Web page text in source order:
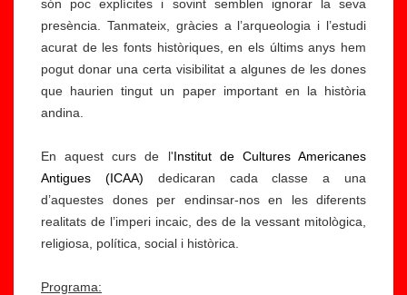
són poc explícites i sovint semblen ignorar la seva
presència. Tanmateix, gràcies a l’arqueologia i l’estudi
acurat de les fonts històriques, en els últims anys hem
pogut donar una certa visibilitat a algunes de les dones
que haurien tingut un paper important en la història
andina.
En aquest curs de l'Institut de Cultures Americanes
Antigues (ICAA) dedicaran cada classe a una
d’aquestes dones per endinsar-nos en les diferents
realitats de l’imperi incaic, des de la vessant mitològica,
religiosa, política, social i històrica.
Programa: